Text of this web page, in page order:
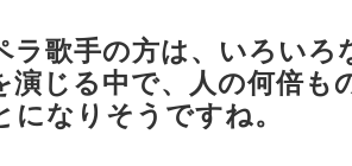
歌手の方は、いろいろ
演じる中で、人の何倍も
になりそうですね。